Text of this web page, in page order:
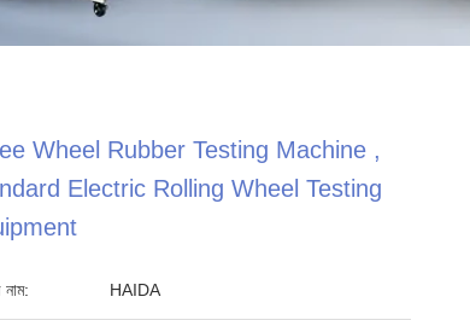
Wheel Rubber Testing Machine ,
Electric Rolling Wheel Testing
নাম: HAIDA